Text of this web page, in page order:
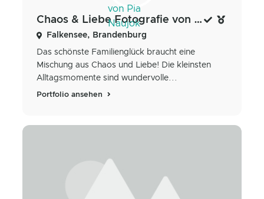
Chaos & Liebe Fotografie von Pia Naujok
Falkensee, Brandenburg
Das schönste Familienglück braucht eine
Mischung aus Chaos und Liebe! Die kleinsten
Alltagsmomente sind wundervolle...
Portfolio ansehen